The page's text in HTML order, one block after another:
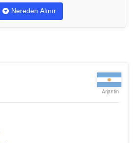
Nereden Alınır
Arjantin